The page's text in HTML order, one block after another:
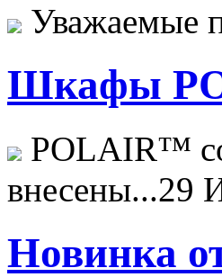
Шкафы
POLAIR™
внесены...29
Новинка